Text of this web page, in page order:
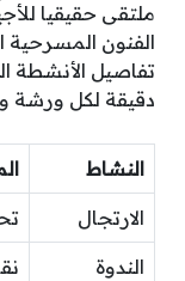
ملتقى حقيقيا
الفنون المسرحية
تفاصيل الأنشطة
دقيقة لكل ورشة
النشاط
الارتجال
الندوة